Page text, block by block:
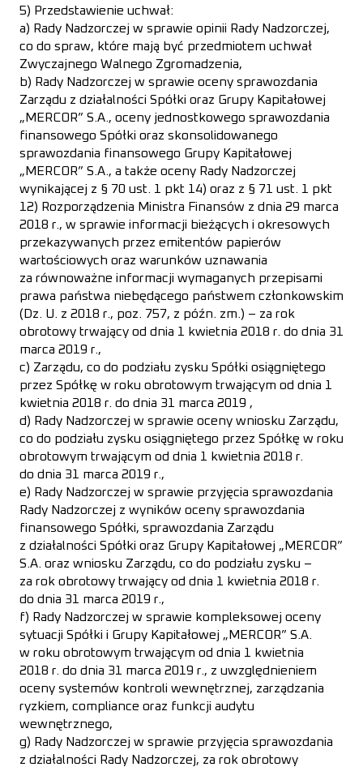
5) Przedstawienie uchwał:
a) Rady Nadzorczej w sprawie opinii Rady Nadzorczej,
co do spraw, które mają być przedmiotem uchwał
Zwyczajnego Walnego Zgromadzenia,
b) Rady Nadzorczej w sprawie oceny sprawozdania
Zarządu z działalności Spółki oraz Grupy Kapitałowej
„MERCOR” S.A., oceny jednostkowego sprawozdania
finansowego Spółki oraz skonsolidowanego
sprawozdania finansowego Grupy Kapitałowej
„MERCOR” S.A., a także oceny Rady Nadzorczej
wynikającej z § 70 ust. 1 pkt 14) oraz z § 71 ust. 1 pkt
12) Rozporządzenia Ministra Finansów z dnia 29 marca
2018 r., w sprawie informacji bieżących i okresowych
przekazywanych przez emitentów papierów
wartościowych oraz warunków uznawania
za równoważne informacji wymaganych przepisami
prawa państwa niebędącego państwem członkowskim
(Dz. U. z 2018 r., poz. 757, z późn. zm.) – za rok
obrotowy trwający od dnia 1 kwietnia 2018 r. do dnia 31
marca 2019 r.,
c) Zarządu, co do podziału zysku Spółki osiągniętego
przez Spółkę w roku obrotowym trwającym od dnia 1
kwietnia 2018 r. do dnia 31 marca 2019 ,
d) Rady Nadzorczej w sprawie oceny wniosku Zarządu,
co do podziału zysku osiągniętego przez Spółkę w roku
obrotowym trwającym od dnia 1 kwietnia 2018 r.
do dnia 31 marca 2019 r.,
e) Rady Nadzorczej w sprawie przyjęcia sprawozdania
Rady Nadzorczej z wyników oceny sprawozdania
finansowego Spółki, sprawozdania Zarządu
z działalności Spółki oraz Grupy Kapitałowej „MERCOR”
S.A. oraz wniosku Zarządu, co do podziału zysku –
za rok obrotowy trwający od dnia 1 kwietnia 2018 r.
do dnia 31 marca 2019 r.,
f) Rady Nadzorczej w sprawie kompleksowej oceny
sytuacji Spółki i Grupy Kapitałowej „MERCOR” S.A.
w roku obrotowym trwającym od dnia 1 kwietnia
2018 r. do dnia 31 marca 2019 r., z uwzględnieniem
oceny systemów kontroli wewnętrznej, zarządzania
ryzkiem, compliance oraz funkcji audytu
wewnętrznego,
g) Rady Nadzorczej w sprawie przyjęcia sprawozdania
z działalności Rady Nadzorczej, za rok obrotowy